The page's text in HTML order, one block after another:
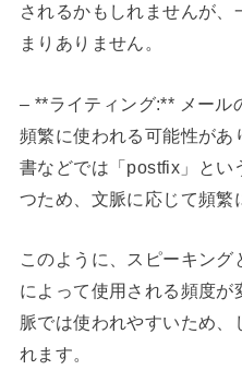
されるかもしれませんが
まりありません。
– **ライティング:** メール
頻繁に使われる可能性が
書などでは「postfix」とい
つため、文脈に応じて頻繁
このように、スピーキン
によって使用される頻度
脈では使われやすいため、
れます。